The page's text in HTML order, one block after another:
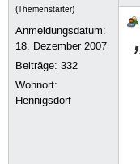
(Themenstarter)
Anmeldungsdatum:
18. Dezember 2007
Beiträge:332
Wohnort:
Hennigsdorf